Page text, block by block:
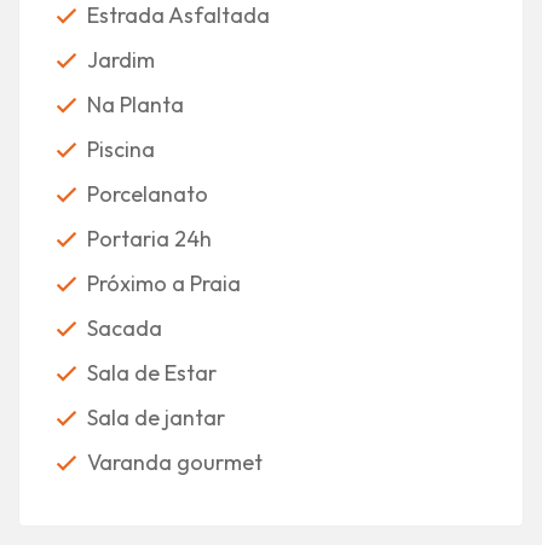
Estrada Asfaltada
Jardim
Na Planta
Piscina
Porcelanato
Portaria 24h
Próximo a Praia
Sacada
Sala de Estar
Sala de jantar
Varanda gourmet